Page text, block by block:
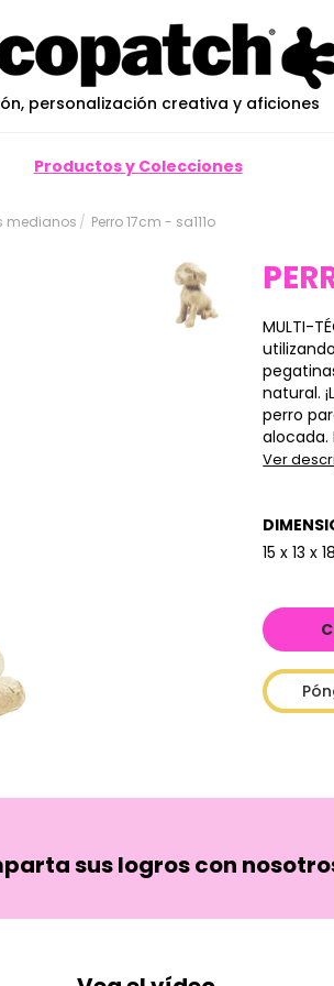
personalización creativa y aficiones
Productos y Colecciones
medianos Perro 17cm - sa111o
MULTI-
natural.
perro
alocada.
Ver
15 x 13 x
sus logros con